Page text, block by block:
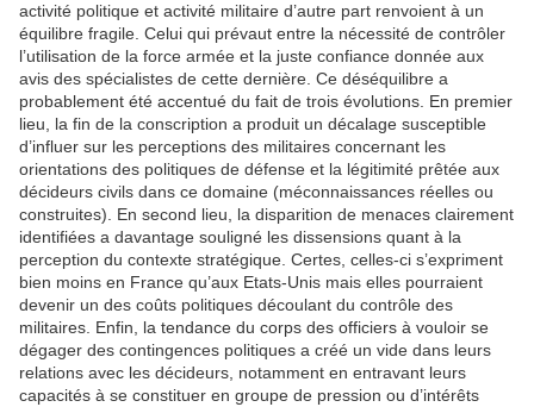
activité politique et activité militaire d’autre part renvoient à un
équilibre fragile. Celui qui prévaut entre la nécessité de contrôler
l’utilisation de la force armée et la juste confiance donnée aux
avis des spécialistes de cette dernière. Ce déséquilibre a
probablement été accentué du fait de trois évolutions. En premier
lieu, la fin de la conscription a produit un décalage susceptible
d’influer sur les perceptions des militaires concernant les
orientations des politiques de défense et la légitimité prêtée aux
décideurs civils dans ce domaine (méconnaissances réelles ou
construites). En second lieu, la disparition de menaces clairement
identifiées a davantage souligné les dissensions quant à la
perception du contexte stratégique. Certes, celles-ci s’expriment
bien moins en France qu’aux Etats-Unis mais elles pourraient
devenir un des coûts politiques découlant du contrôle des
militaires. Enfin, la tendance du corps des officiers à vouloir se
dégager des contingences politiques a créé un vide dans leurs
relations avec les décideurs, notamment en entravant leurs
capacités à se constituer en groupe de pression ou d’intérêts